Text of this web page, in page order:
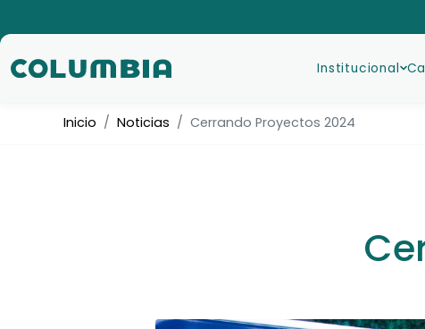
Institucional
Inicio Noticias Cerrando Proyectos 2024